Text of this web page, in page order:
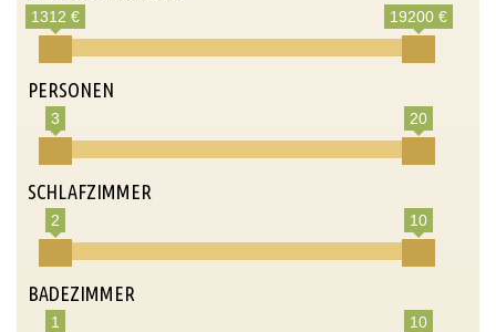
1312 € 19200 €
PERSONEN
3 20
SCHLAFZIMMER
2 10
BADEZIMMER
1 10